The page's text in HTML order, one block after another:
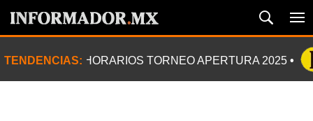
TENDENCIAS: HORARIOS TORNEO APERTURA 2025